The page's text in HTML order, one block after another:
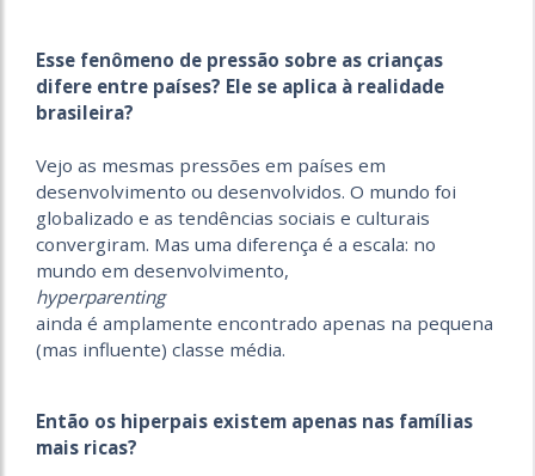
Esse fenômeno de pressão sobre as crianças
difere entre países? Ele se aplica à realidade
brasileira?
Vejo as mesmas pressões em países em
desenvolvimento ou desenvolvidos. O mundo foi
globalizado e as tendências sociais e culturais
convergiram. Mas uma diferença é a escala: no
mundo em desenvolvimento,
hyperparenting
ainda é amplamente encontrado apenas na pequena
(mas influente) classe média.
Então os hiperpais existem apenas nas famílias
mais ricas?